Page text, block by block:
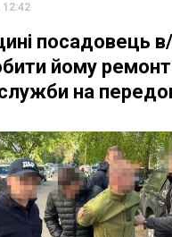
12:42
посадовець в/
йому
на